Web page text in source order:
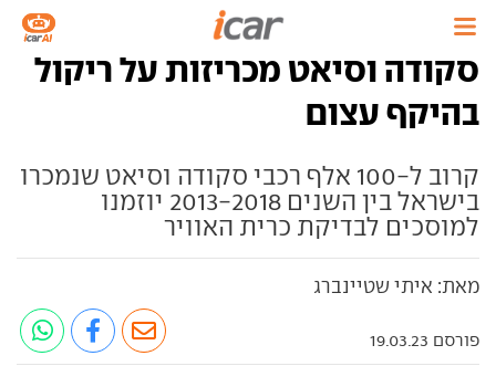
סקודה וסיאט מכריזות על ריקול
בהיקף עצום
קרוב ל-100 אלף רכבי סקודה וסיאט שנמכרו
בישראל בין השנים 2013-2018 יוזמנו
למוסכים לבדיקת כרית האוויר
מאת: איתי שטיינברג
פורסם 19.03.23